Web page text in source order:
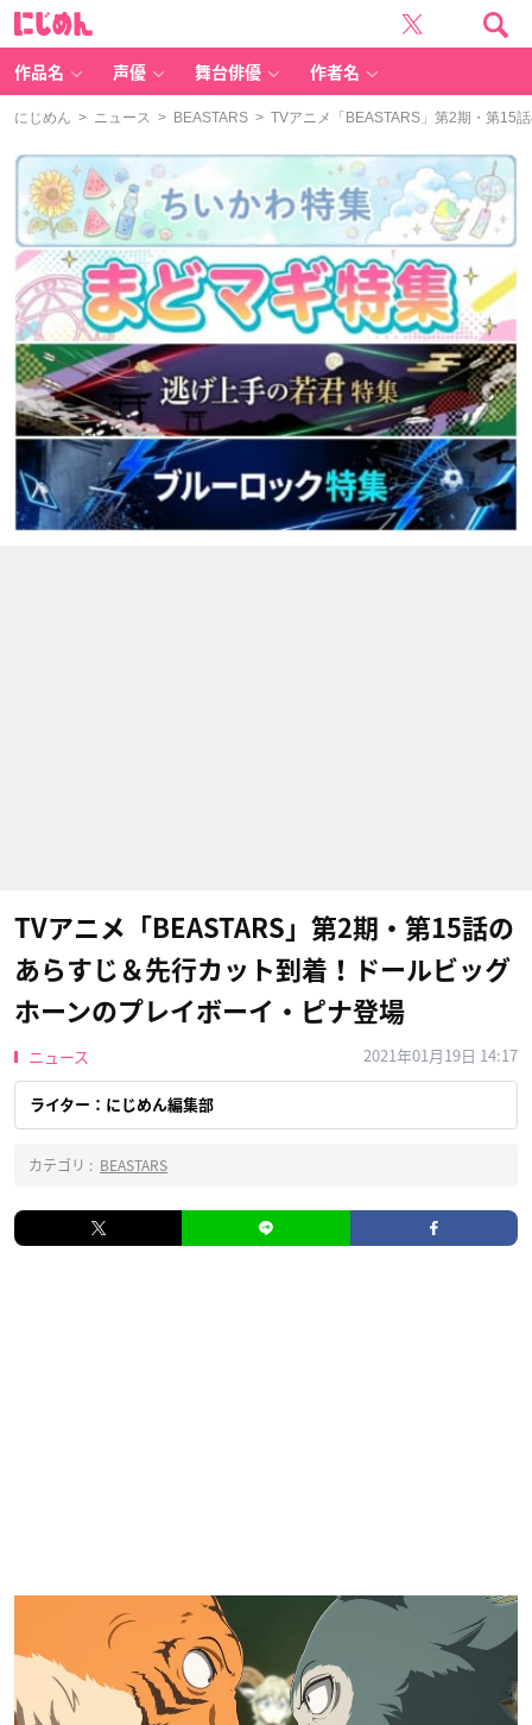
作品名 声優 舞台俳優 作者名
にじめん > ニュース > BEASTARS > TVアニメ「BEASTARS」第2期・第15
TVアニメ「BEASTARS」第2期・第15話の
あらすじ＆先行カット到着！ドールビッグ
ホーンのプレイボーイ・ピナ登場
ニュース 2021年01月19日 14:17
ライター：にじめん編集部
カテゴリ : BEASTARS